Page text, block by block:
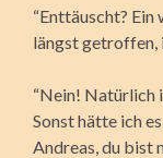
“Enttäuscht? Ein
längst getroffen,
“Nein! Natürlich
Sonst hätte ich
Andreas, du bist